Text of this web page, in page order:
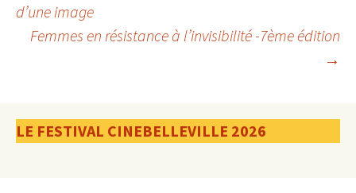
des
d’une image
Femmes en résistance à l’invisibilité -7ème édition
→
LE FESTIVAL CINEBELLEVILLE 2026